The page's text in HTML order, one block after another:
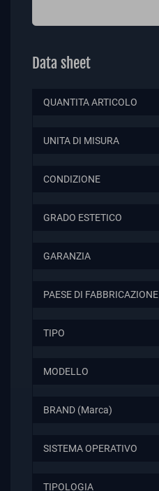
Data sheet
QUANTITA ARTICOLO
UNITA DI MISURA
CONDIZIONE
GRADO ESTETICO
GARANZIA
PAESE DI FABBRICAZIONE
TIPO
MODELLO
BRAND (Marca)
SISTEMA OPERATIVO
TIPOLOGIA